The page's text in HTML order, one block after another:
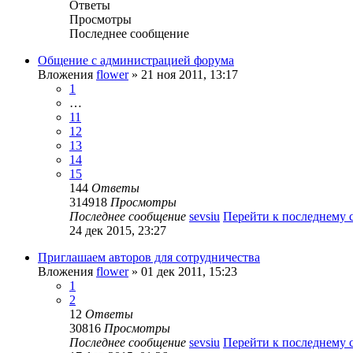
Ответы
Просмотры
Последнее сообщение
Общение с администрацией форума
Вложения flower» 21 ноя 2011, 13:17
1
…
11
12
13
14
15
144 Ответы
314918 Просмотры
Последнее сообщение sevsiu Перейти к последнему
24 дек 2015, 23:27
Приглашаем авторов для сотрудничества
Вложения flower» 01 дек 2011, 15:23
1
2
12 Ответы
30816 Просмотры
Последнее сообщение sevsiu Перейти к последнему